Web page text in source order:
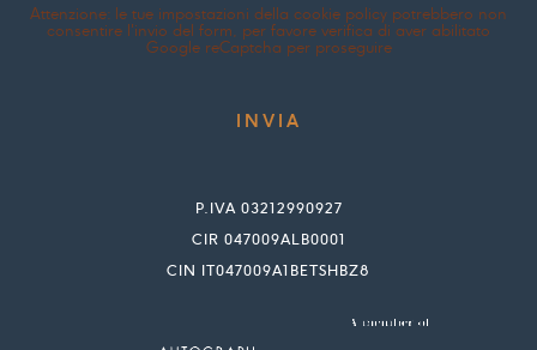
Attenzione: le tue impostazioni della cookie policy potrebbero non
consentire l'invio del form, per favore verifica di aver abilitato
Google reCaptcha per proseguire
P.IVA 03212990927
CIR 047009ALB0001
CIN IT047009A1BETSHBZ8